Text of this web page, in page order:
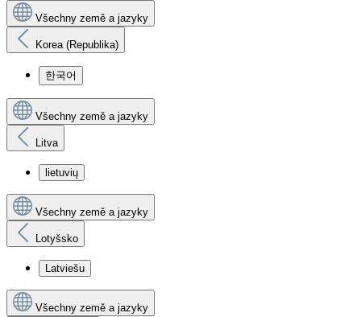
Všechny země a jazyky
Korea (Republika)
한국어
Všechny země a jazyky
Litva
lietuvių
Všechny země a jazyky
Lotyšsko
Latviešu
Všechny země a jazyky